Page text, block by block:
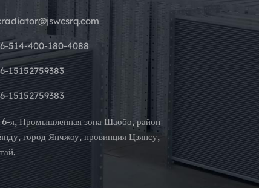
514-400-180-4088
15152759383
15152759383
6-я, Промышленная зона Шаобо, район
город Янчжоу, провинция Цзянсу,